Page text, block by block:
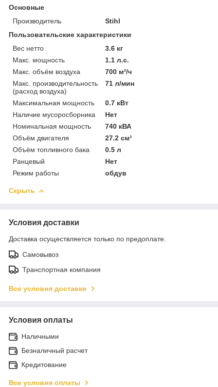
Основные
Производитель
Stihl
Пользовательские характеристики
Вес нетто
3.6 кг
Макс. мощность
1.1 л.с.
Макс. объём воздуха
700 м³/ч
Макс. производительность
(расход воздуха)
71 л/мин
Максимальная мощность
0.7 кВт
Наличие мусоросборника
Нет
Номинальная мощность
740 кВА
Объём двигателя
27.2 см³
Объём топливного бака
0.5 л
Ранцевый
Нет
Режим работы
обдув
Скрыть
Условия доставки
Доставка осуществляется только по предоплате.
Самовывоз
Транспортная компания
Все условия доставки
Условия оплаты
Наличными
Безналичный расчет
Кредитование
Все условия оплаты